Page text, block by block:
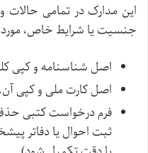
این مدارک در تمامی حالات
جنسیت یا شرایط خاص،
اصل شناسنامه و کپی
اصل کارت ملی و کپی آن.
فرم درخواست کتبی حذف
ثبت احوال یا دفاتر